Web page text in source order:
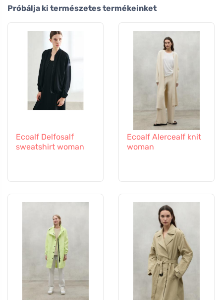
Próbálja ki természetes termékeinket
Ecoalf Delfosalf
sweatshirt woman
Ecoalf Alercealf knit
woman